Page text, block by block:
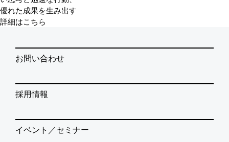
優れた成果を生み出す
詳細はこちら
お問い合わせ
採用情報
イベント／セミナー